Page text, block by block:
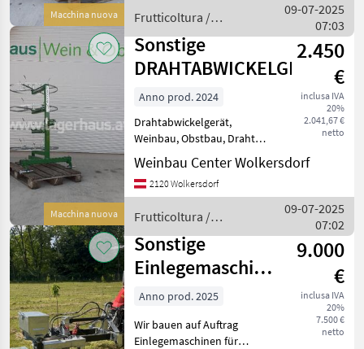
Macchina nuova
Hydraulikleitungen ausg
Frutticoltura /
Sonstige
09-07-2025
07:03
Macchina nuova
Sonstige
DRAHTABWICKELGERÄT
2.450
€
inclusa IVA
20%
2.041,67 €
netto
Anno prod. 2024
Drahtabwickelgerät,
Weinbau, Obstbau, Draht
abwickeln, Draht
Drahtabwickelgerät der
Firma Bauer: - für 4 Drähte -
Heck- und Frontanba
Weinbau Center Wolkersdorf
2120 Wolkersdorf
Frutticoltura /
Sonstige
09-07-2025
07:02
Sonstige
Einlegemaschine
für Köder
9.000
€
inclusa IVA
20%
7.500 €
netto
Anno prod. 2025
Wir bauen auf Auftrag
Einlegemaschinen für